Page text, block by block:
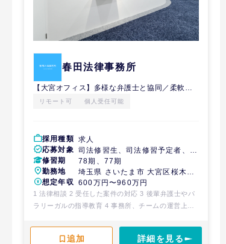
春田法律事務所
【大宮オフィス】多様な弁護士と協同／柔軟な働き方／働きに見合った収入
リモート可 個人受任可能
採用種類 求人
応募対象 司法修習生、司法修習予定者、経
験弁護士
修習期
78期、77期
勤務地
埼玉県 さいたま市 大宮区桜木町
4-242 鐘塚ビル2階
想定年収 600万円〜960万円
1 法律相談 2 受任した案件の対応 3 後輩弁護士やパ
ラリーガルの指導教育 4 事務所、チームの運営上必
詳細を見る